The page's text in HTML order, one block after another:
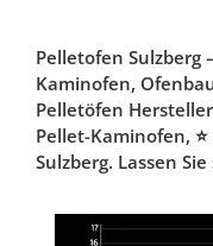
Pelletofen Sulzberg
Kaminofen,
Pelletöfen
Pellet-Kaminofen,
Sulzberg. Lassen